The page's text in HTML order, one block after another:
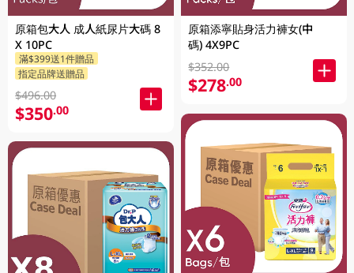
原箱包大人 成人紙尿片大碼 8
X 10PC
滿$399送1件贈品
指定品牌送贈品
$496.00
$350.00
原箱添寧貼身活力褲女(中
碼) 4X9PC
$352.00
$278.00